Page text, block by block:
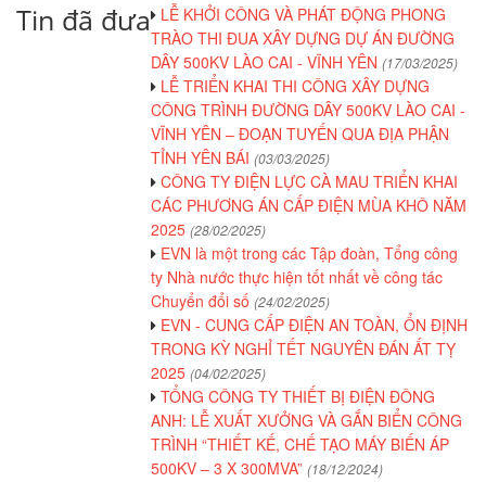
Tin đã đưa LỄ KHỞI CÔNG VÀ PHÁT ĐỘNG PHONG
TRÀO THI ĐUA XÂY DỰNG DỰ ÁN ĐƯỜNG
DÂY 500KV LÀO CAI - VĨNH YÊN (17/03/2025)
LỄ TRIỂN KHAI THI CÔNG XÂY DỰNG
CÔNG TRÌNH ĐƯỜNG DÂY 500KV LÀO CAI -
VĨNH YÊN – ĐOẠN TUYẾN QUA ĐỊA PHẬN
TỈNH YÊN BÁI (03/03/2025)
CÔNG TY ĐIỆN LỰC CÀ MAU TRIỂN KHAI
CÁC PHƯƠNG ÁN CẤP ĐIỆN MÙA KHÔ NĂM
2025 (28/02/2025)
EVN là một trong các Tập đoàn, Tổng công
ty Nhà nước thực hiện tốt nhất về công tác
Chuyển đổi số (24/02/2025)
EVN - CUNG CẤP ĐIỆN AN TOÀN, ỔN ĐỊNH
TRONG KỲ NGHỈ TẾT NGUYÊN ĐÁN ẤT TỴ
2025 (04/02/2025)
TỔNG CÔNG TY THIẾT BỊ ĐIỆN ĐÔNG
ANH: LỄ XUẤT XƯỞNG VÀ GẮN BIỂN CÔNG
TRÌNH “THIẾT KẾ, CHẾ TẠO MÁY BIẾN ÁP
500KV – 3 X 300MVA” (18/12/2024)